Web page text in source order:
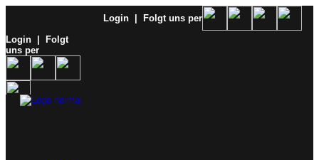
Login
| Folgt uns per
Login
| Folgt
uns per